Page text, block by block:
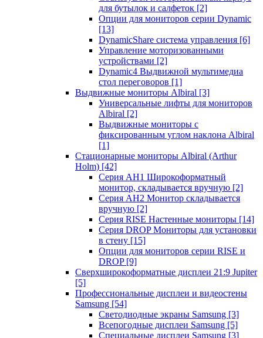
для бутылок и салфеток [2]
Опции для мониторов серии Dynamic
[13]
DynamicShare система управления [6]
Управление моторизованными
устройствами [2]
Dynamic4 Выдвижной мультимедиа
стол переговоров [1]
Выдвижные мониторы Albiral [3]
Универсальные лифты для мониторов
Albiral [2]
Выдвижные мониторы с
фиксированным углом наклона Albiral
[1]
Стационарные мониторы Albiral (Arthur
Holm) [42]
Серия AH1 Широкоформатный
монитор, складывается вручную [2]
Серия AH2 Монитор складывается
вручную [2]
Серия RISE Настенные мониторы [14]
Серия DROP Мониторы для установки
в стену [15]
Опции для мониторов серии RISE и
DROP [9]
Сверхширокоформатные дисплеи 21:9 Jupiter
[5]
Профессиональные дисплеи и видеостены
Samsung [54]
Светодиодные экраны Samsung [3]
Всепогодные дисплеи Samsung [5]
Специальные дисплеи Samsung [3]